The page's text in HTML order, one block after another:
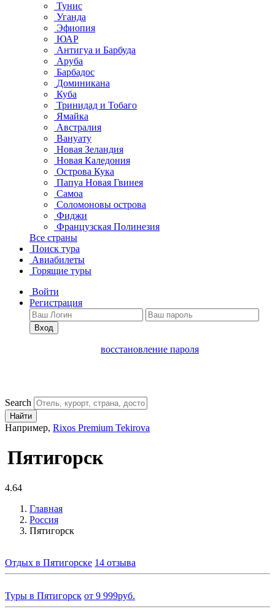
Тунис
Уганда
Эфиопия
ЮАР
Антигуа и Барбуда
Аруба
Барбадос
Доминикана
Куба
Тринидад и Тобаго
Ямайка
Австралия
Вануату
Новая Зеландия
Новая Каледония
Острова Кука
Папуа Новая Гвинея
Самоа
Соломоновы острова
Фиджи
Французская Полинезия
Все страны
Поиск тура
Авиабилеты
Горящие туры
Войти
Регистрация
Вход
восстановление пароля
Search
Найти
Например, Rixos Premium Tekirova
Пятигорск
4.64
Главная
Россия
Пятигорск
Отдых в Пятигорске 14 отзыва
Туры в Пятигорск от 9 999руб.